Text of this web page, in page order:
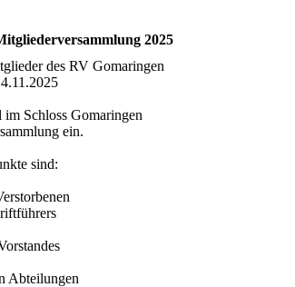
2025
des RV Gomaringen
im Schloss Gomaringen
ein.
sind:
Abteilungen